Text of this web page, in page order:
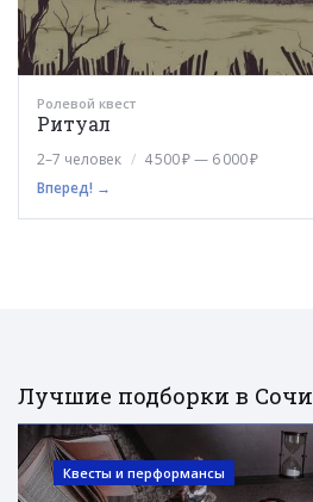
Ролевой квест
Ритуал
2–7 человек
4 500 ₽ — 6 000 ₽
Вперед! →
Лучшие подборки в Сочи
Квесты и перформансы